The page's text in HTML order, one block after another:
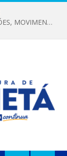
FESTIVAL DE VERÃO 2026 REÚNE MULTIDÕES, MOVIMENTA A ECONOMIA E FORTALECE A CULTURA LOCAL